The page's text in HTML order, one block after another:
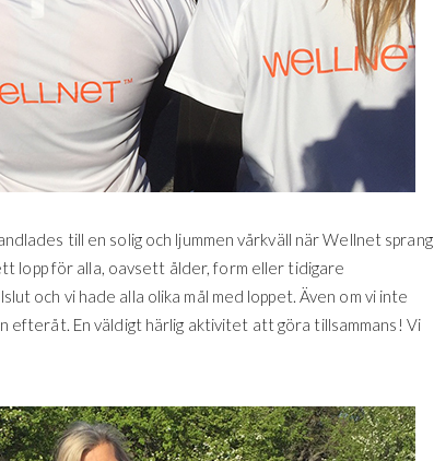
till en solig och ljummen vårkväll när Wellnet sprang
lopp för alla, oavsett ålder, form eller tidigare
och vi hade alla olika mål med loppet. Även om vi inte
efteråt. En väldigt härlig aktivitet att göra tillsammans! Vi